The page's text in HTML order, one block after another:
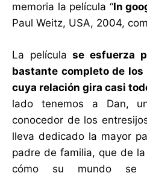
memoria la película “In
Paul Weitz, USA, 2004,
La películase esfuerza
bastante completo de
cuya relación gira casi
lado tenemos a Dan,
conocedor de los
lleva dedicado la mayor
padre de familia, que de
cómo su mundo se